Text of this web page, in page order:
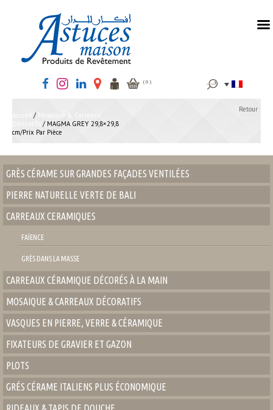
( 0 ) Rechercher :
/
/ MAGMA GREY 29,8×29,8
cm/Prix Par Pièce
Retour
GRÈS CÉRAME SUR GRANDES FAÇADES VENTILÉES
PIERRE NATURELLE VERTE DE BALI
CARREAUX CERAMIQUES
FAÏENCE
GRÈS DANS LA MASSE
CARREAUX CÉRAMIQUE DÉCORÉS À LA MAIN
MOSAIQUE & CARREAUX DÉCORATIFS
VASQUES EN PIERRE, VERRE & CÉRAMIQUE
FIXATEURS DE GRAVIER ET GAZON
PLOTS
GRÉS CÉRAME ITALIENS PLUS ÉCONOMIQUE